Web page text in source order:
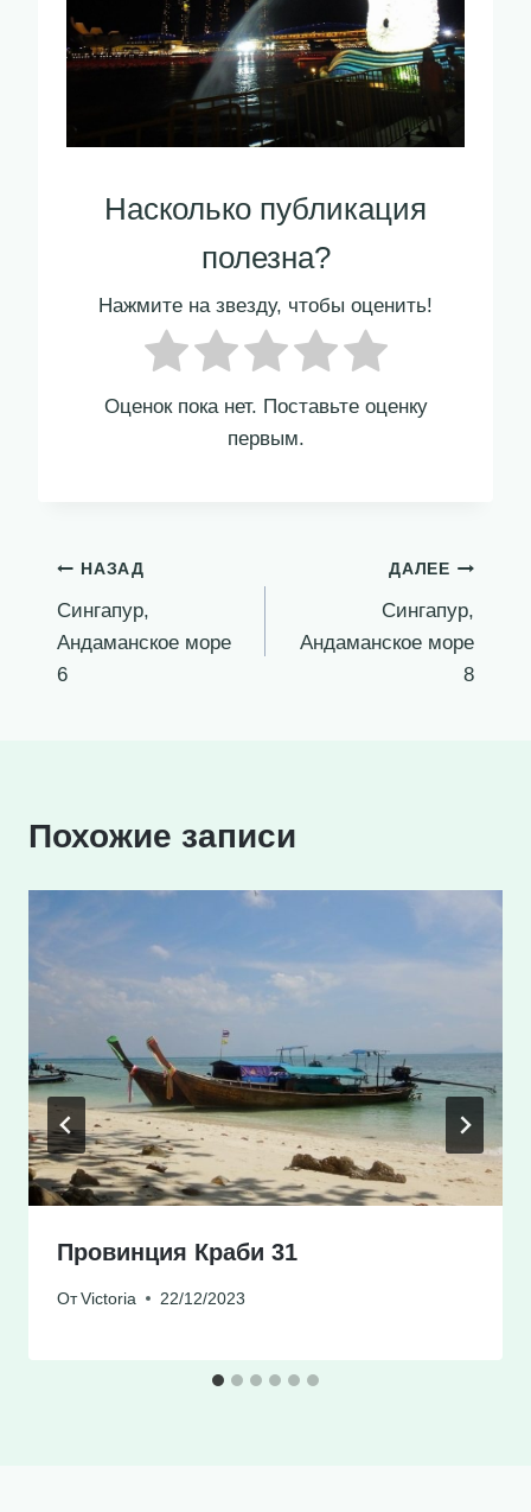
Насколько публикация
полезна?
Нажмите на звезду, чтобы оценить!
Оценок пока нет. Поставьте оценку
первым.
Навигация
по
записям
НАЗАД
Сингапур,
Андаманское море
6
ДАЛЕЕ
Сингапур,
Андаманское море
8
Похожие записи
Провинция Краби 31
От Victoria 22/12/2023